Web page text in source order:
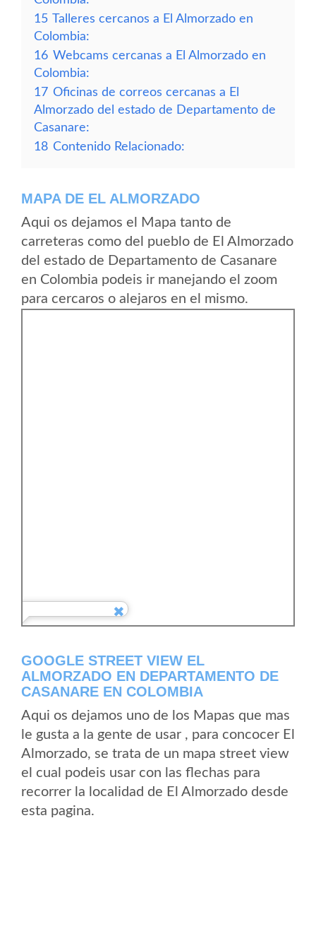
15 Talleres cercanos a El Almorzado en
Colombia:
16 Webcams cercanas a El Almorzado en
Colombia:
17 Oficinas de correos cercanas a El
Almorzado del estado de Departamento de
Casanare:
18 Contenido Relacionado:
MAPA DE EL ALMORZADO
Aqui os dejamos el Mapa tanto de
carreteras como del pueblo de El Almorzado
del estado de Departamento de Casanare
en Colombia podeis ir manejando el zoom
para cercaros o alejaros en el mismo.
GOOGLE STREET VIEW EL
ALMORZADO EN DEPARTAMENTO DE
CASANARE EN COLOMBIA
Aqui os dejamos uno de los Mapas que mas
le gusta a la gente de usar , para concocer El
Almorzado, se trata de un mapa street view
el cual podeis usar con las flechas para
recorrer la localidad de El Almorzado desde
esta pagina.